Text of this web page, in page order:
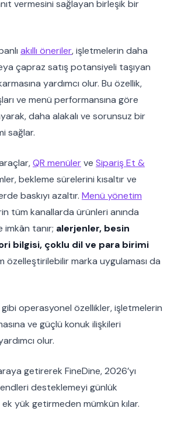
vermesini sağlayan birleşik bir
akıllı öneriler, işletmelerin daha
çapraz satış potansiyeli taşıyan
yardımcı olur. Bu özellik,
ve menü performansına göre
daha alakalı ve sorunsuz bir
sağlar.
QR menülerve Sipariş Et &
bekleme sürelerini kısaltır ve
baskıyı azaltır. Menü yönetim
tüm kanallarda ürünleri anında
imkân tanır; alerjenler, besin
bilgisi, çoklu dil ve para birimi
özelleştirilebilir marka uygulaması da
gibi operasyonel özellikler, işletmelerin
ve güçlü konuk ilişkileri
olur.
getirerek FineDine, 2026’yı
desteklemeyi günlük
yük getirmeden mümkün kılar.